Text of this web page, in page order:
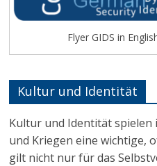
Flyer GIDS in
Kultur und Identität
Kultur und Identität spielen
und Kriegen eine wichtige,
gilt nicht nur für das